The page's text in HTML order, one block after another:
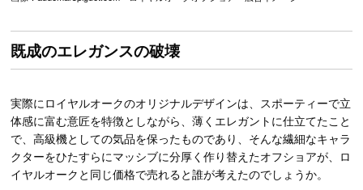
既成のエレガンスの破壊
実際にロイヤルオークのオリジナルデザインは、スポーティーで立
体感に富む意匠を特徴としながら、薄くエレガントに仕立てたこと
で、高級機としての気品を保ったものであり、そんな繊細なキャラ
クターをひたすらにマッシブに分厚く作り替えたオフショアが、ロ
イヤルオークと同じ価格で売れると誰が考えたのでしょうか。